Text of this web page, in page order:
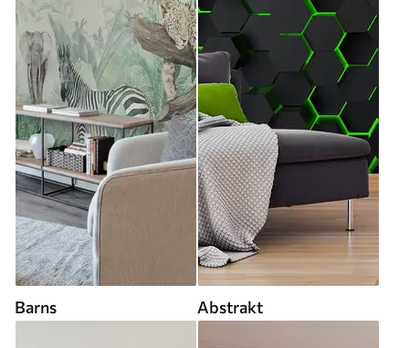
Barns Abstrakt